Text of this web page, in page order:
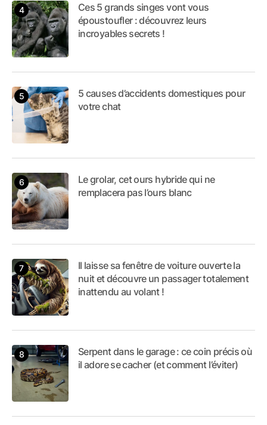
Ces 5 grands singes vont vous
époustoufler : découvrez leurs
incroyables secrets !
5 causes d’accidents domestiques pour
votre chat
Le grolar, cet ours hybride qui ne
remplacera pas l’ours blanc
Il laisse sa fenêtre de voiture ouverte la
nuit et découvre un passager totalement
inattendu au volant !
Serpent dans le garage : ce coin précis où
il adore se cacher (et comment l’éviter)